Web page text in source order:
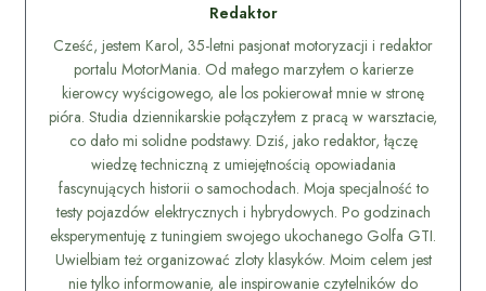
Redaktor
Cześć, jestem Karol, 35-letni pasjonat motoryzacji i redaktor
portalu MotorMania. Od małego marzyłem o karierze
kierowcy wyścigowego, ale los pokierował mnie w stronę
pióra. Studia dziennikarskie połączyłem z pracą w warsztacie,
co dało mi solidne podstawy. Dziś, jako redaktor, łączę
wiedzę techniczną z umiejętnością opowiadania
fascynujących historii o samochodach. Moja specjalność to
testy pojazdów elektrycznych i hybrydowych. Po godzinach
eksperymentuję z tuningiem swojego ukochanego Golfa GTI.
Uwielbiam też organizować zloty klasyków. Moim celem jest
nie tylko informowanie, ale inspirowanie czytelników do